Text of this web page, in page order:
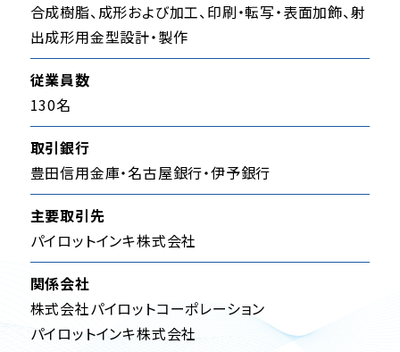
合成樹脂、成形および加工、印刷・転写・表面加飾、射
出成形用金型設計・製作
従業員数
130名
取引銀行
豊田信用金庫・名古屋銀行・伊予銀行
主要取引先
パイロットインキ株式会社
関係会社
株式会社パイロットコーポレーション
パイロットインキ株式会社